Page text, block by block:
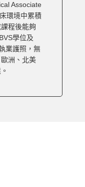
Associate
環境中累積
程後能夠
學位及
業護照，無
洲、北美